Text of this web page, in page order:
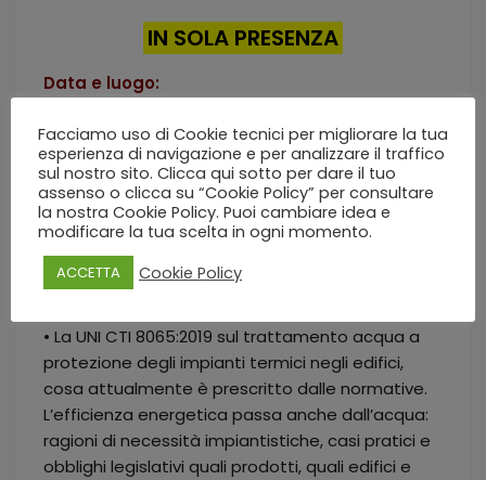
IN SOLA PRESENZA
Data e luogo:
presso sede dell’Ordine dei Periti Industriali di
Trento
Programma:
• Il trattamento dell’acqua negli impianti come
strumento obbligatorio e strategico per
migliorare l’efficienza energetica degli edifici e
• La UNI CTI 8065:2019 sul trattamento acqua a
protezione degli impianti termici negli edifici,
cosa attualmente è prescritto dalle normative.
L’efficienza energetica passa anche dall’acqua:
ragioni di necessità impiantistiche, casi pratici e
obblighi legislativi quali prodotti, quali edifici e
Facciamo uso di Cookie tecnici per migliorare la tua
esperienza di navigazione e per analizzare il traffico
sul nostro sito. Clicca qui sotto per dare il tuo
assenso o clicca su “Cookie Policy” per consultare
la nostra Cookie Policy. Puoi cambiare idea e
modificare la tua scelta in ogni momento.
ACCETTA Cookie Policy